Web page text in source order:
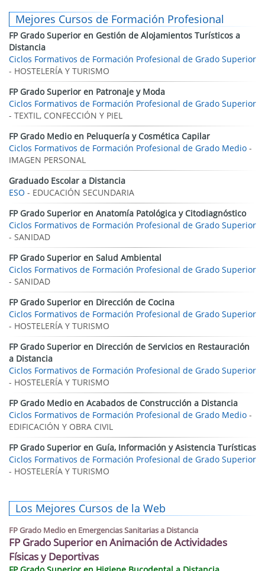
Mejores Cursos de Formación Profesional
FP Grado Superior en Gestión de Alojamientos Turísticos a
Distancia
Ciclos Formativos de Formación Profesional de Grado Superior
- HOSTELERÍA Y TURISMO
FP Grado Superior en Patronaje y Moda
Ciclos Formativos de Formación Profesional de Grado Superior
- TEXTIL, CONFECCIÓN Y PIEL
FP Grado Medio en Peluquería y Cosmética Capilar
Ciclos Formativos de Formación Profesional de Grado Medio -
IMAGEN PERSONAL
Graduado Escolar a Distancia
ESO - EDUCACIÓN SECUNDARIA
FP Grado Superior en Anatomía Patológica y Citodiagnóstico
Ciclos Formativos de Formación Profesional de Grado Superior
- SANIDAD
FP Grado Superior en Salud Ambiental
Ciclos Formativos de Formación Profesional de Grado Superior
- SANIDAD
FP Grado Superior en Dirección de Cocina
Ciclos Formativos de Formación Profesional de Grado Superior
- HOSTELERÍA Y TURISMO
FP Grado Superior en Dirección de Servicios en Restauración
a Distancia
Ciclos Formativos de Formación Profesional de Grado Superior
- HOSTELERÍA Y TURISMO
FP Grado Medio en Acabados de Construcción a Distancia
Ciclos Formativos de Formación Profesional de Grado Medio -
EDIFICACIÓN Y OBRA CIVIL
FP Grado Superior en Guía, Información y Asistencia Turísticas
Ciclos Formativos de Formación Profesional de Grado Superior
- HOSTELERÍA Y TURISMO
Los Mejores Cursos de la Web
FP Grado Medio en Emergencias Sanitarias a Distancia
FP Grado Superior en Animación de Actividades
Físicas y Deportivas